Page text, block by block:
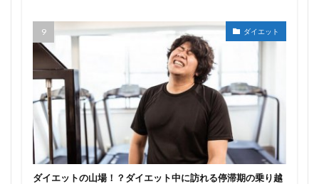
ダイエット
ダイエットの山場！？ダイエット中に訪れる停滞期の乗り越